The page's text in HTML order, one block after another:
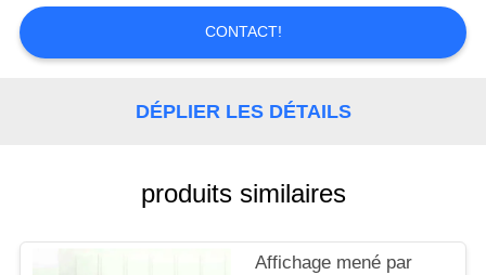
NOUS
CONTACTER
DEMANDEZ
CONTACT!
DÉPLIER LES DÉTAILS
produits similaires
Affichage mené par